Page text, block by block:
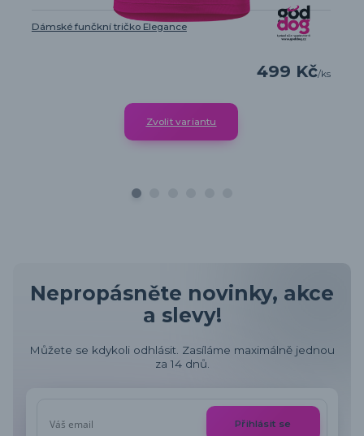
Dámské funčkní tričko Elegance
499 Kč/ks
Zvolit variantu
Nepropásněte novinky, akce
a slevy!
Můžete se kdykoli odhlásit. Zasíláme maximálně jednou
za 14 dnů.
Přihlásit se